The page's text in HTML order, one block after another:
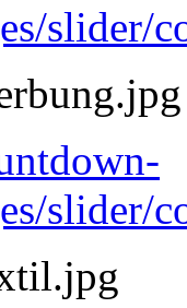
slider/
slider/